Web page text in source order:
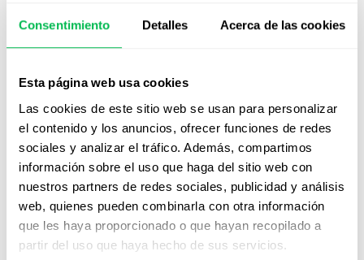
Consentimiento Detalles Acerca de las cookies
Esta página web usa cookies
Las cookies de este sitio web se usan para personalizar
el contenido y los anuncios, ofrecer funciones de redes
sociales y analizar el tráfico. Además, compartimos
información sobre el uso que haga del sitio web con
nuestros partners de redes sociales, publicidad y análisis
web, quienes pueden combinarla con otra información
que les haya proporcionado o que hayan recopilado a
partir del uso que haya hecho de sus servicios.
doce meses, especialmente cuando se requieren
consultas con representantes de los empleados o
¿Qué derechos y beneficios
tiene un empleado durante un
despido colectivo?
Los derechos específicos que tienen los empleados
durante una redundancia dependen de las leyes
laborales del país, pero varios principios son comunes